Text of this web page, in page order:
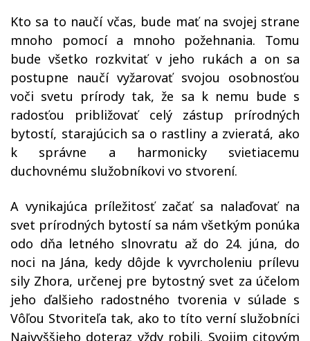
Kto sa to naučí včas, bude mať na svojej strane
mnoho pomocí a mnoho požehnania. Tomu
bude všetko rozkvitať v jeho rukách a on sa
postupne naučí vyžarovať svojou osobnosťou
voči svetu prírody tak, že sa k nemu bude s
radosťou približovať celý zástup prírodných
bytostí, starajúcich sa o rastliny a zvieratá, ako
k správne a harmonicky svietiacemu
duchovnému služobníkovi vo stvorení.
A vynikajúca príležitosť začať sa nalaďovať na
svet prírodných bytostí sa nám všetkým ponúka
odo dňa letného slnovratu až do 24. júna, do
noci na Jána, kedy dôjde k vyvrcholeniu prílevu
sily Zhora, určenej pre bytostný svet za účelom
jeho ďalšieho radostného tvorenia v súlade s
Vôľou Stvoriteľa tak, ako to títo verní služobníci
Najvyššieho doteraz vždy robili. Svojim citovým